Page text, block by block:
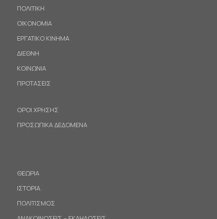
ΠΟΛΙΤΙΚΗ
ΟΙΚΟΝΟΜΙΑ
ΕΡΓΑΤΙΚΟ ΚΙΝΗΜΑ
ΔΙΕΘΝΗ
ΚΟΙΝΩΝΙΑ
ΠΡΟΤΑΣΕΙΣ
ΟΡΟΙ ΧΡΗΣΗΣ
ΠΡΟΣΩΠΙΚΑ ΔΕΔΟΜΕΝΑ
ΘΕΩΡΙΑ
ΙΣΤΟΡΙΑ
ΠΟΛΙΤΙΣΜΟΣ